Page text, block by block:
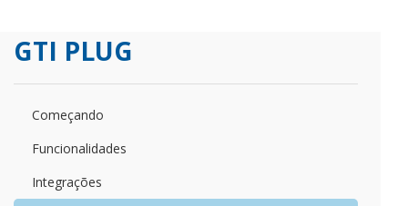
GTI PLUG
Começando
Funcionalidades
Integrações